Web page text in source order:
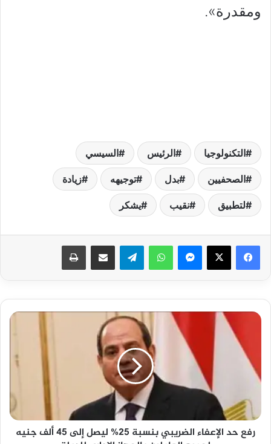
ومقدرة».
التكنولوجيا الرئيس السيسي
الصحفيين بدل توجيهه زيادة
لتطبيق نقيب يشكر
فيسبوك ‫X ماسنجر واتساب تيلقرام مشاركة عبر البريد طباعة
رفع
الإعفاء
الضريبي
بنسبة
إلى
45
ألف
رفع حد الإعفاء الضريبي بنسبة 25% ليصل إلى 45 ألف جنيه